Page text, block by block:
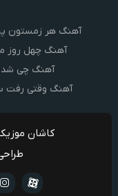
آهنگ هر زمستون
آهنگ چهل روز
آهنگ چی شد
آهنگ وقتی رفت
کاشان